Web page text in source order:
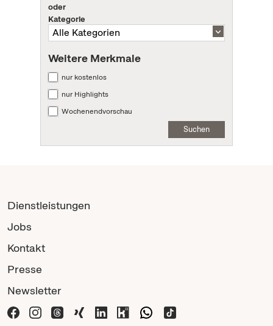
oder
Kategorie
Weitere Merkmale
nur kostenlos
nur Highlights
Wochenendvorschau
Suchen
Dienstleistungen
Jobs
Kontakt
Presse
Newsletter